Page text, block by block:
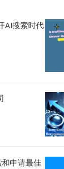
AI搜索时代
申请最佳